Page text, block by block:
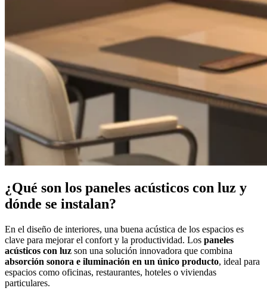
¿Qué son los paneles acústicos con luz y
dónde se instalan?
En el diseño de interiores, una buena acústica de los espacios es
clave para mejorar el confort y la productividad. Los paneles
acústicos con luz son una solución innovadora que combina
absorción sonora e iluminación en un único producto, ideal para
espacios como oficinas, restaurantes, hoteles o viviendas
particulares.